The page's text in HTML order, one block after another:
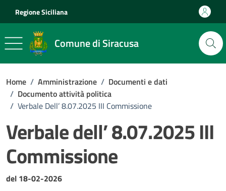
Regione Siciliana
Comune di Siracusa
Home / Amministrazione / Documenti e dati
/ Documento attività politica
/ Verbale Dell’ 8.07.2025 III Commissione
Verbale dell’ 8.07.2025 III
Commissione
Dettagli del documento
del 18-02-2026